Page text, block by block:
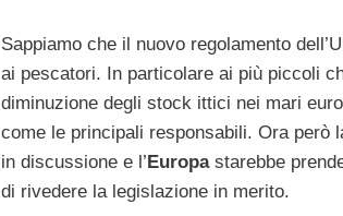
Sappiamo che il nuovo regolamento
ai pescatori. In particolare ai più piccoli
diminuzione degli stock ittici nei mari
come le principali responsabili. Ora però
in discussione e l’ Europastarebbe
di rivedere la legislazione in merito.